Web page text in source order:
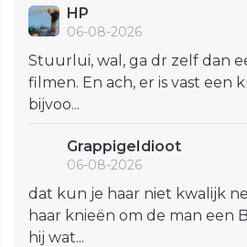
HP
06-08-2026
Stuurlui, wal, ga dr zelf dan
filmen. En ach, er is vast een
bijvoo...
GrappigeIdioot
06-08-2026
dat kun je haar niet kwalijk
haar knieën om de man een
hij wat...